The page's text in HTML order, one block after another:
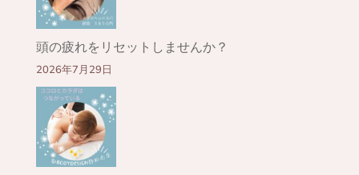
頭の疲れをリセットしませんか？
2026年7月29日